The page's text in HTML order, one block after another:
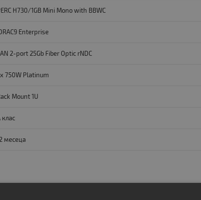
H730/1GB Mini Mono with BBWC
Enterprise
2-port 25Gb Fiber Optic rNDC
750W Platinum
Mount 1U
клас
месеца